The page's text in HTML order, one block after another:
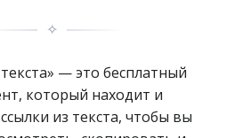
✧
— это бесплатный
который находит и
из текста, чтобы вы